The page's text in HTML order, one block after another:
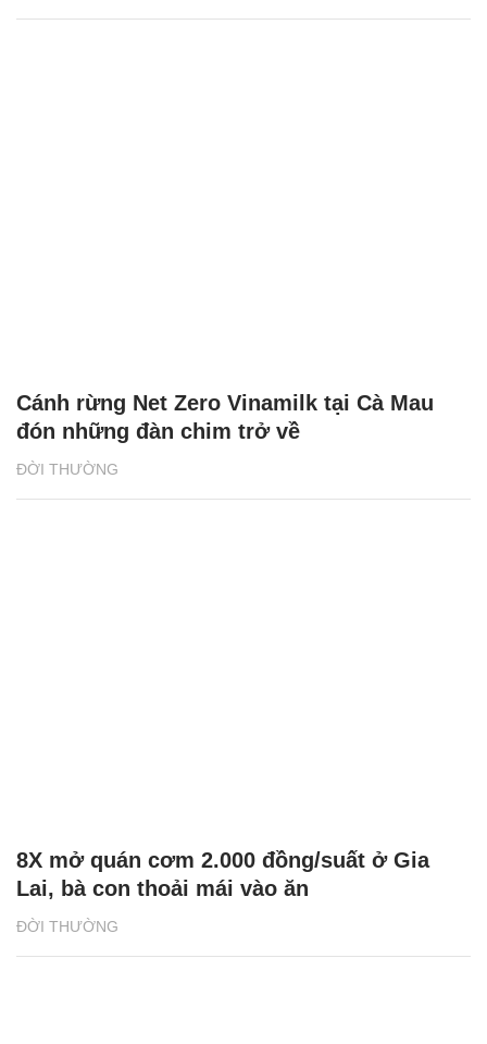
ĐỜI THƯỜNG
Cánh rừng Net Zero Vinamilk tại Cà Mau
đón những đàn chim trở về
ĐỜI THƯỜNG
8X mở quán cơm 2.000 đồng/suất ở Gia
Lai, bà con thoải mái vào ăn